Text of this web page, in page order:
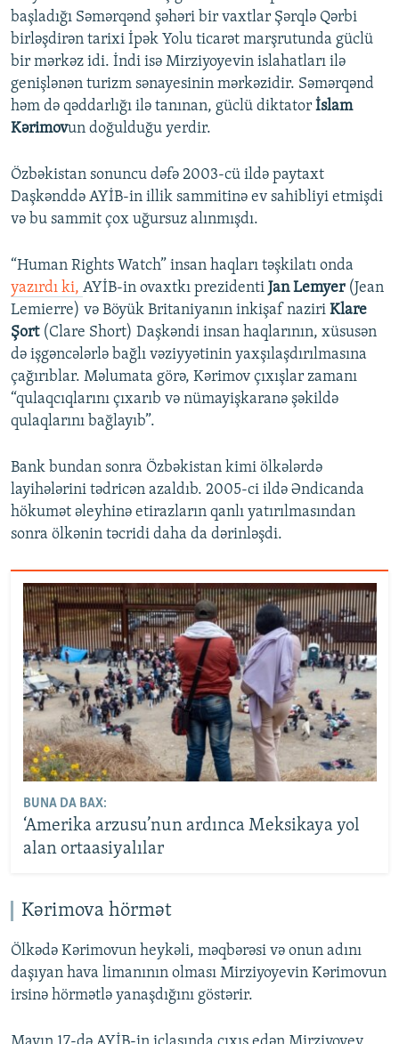
başladığı Səmərqənd şəhəri bir vaxtlar Şərqlə Qərbi
birləşdirən tarixi İpək Yolu ticarət marşrutunda güclü
bir mərkəz idi. İndi isə Mirziyoyevin islahatları ilə
genişlənən turizm sənayesinin mərkəzidir. Səmərqənd
həm də qəddarlığı ilə tanınan, güclü diktator İslam
Kərimovun doğulduğu yerdir.
Özbəkistan sonuncu dəfə 2003-cü ildə paytaxt
Daşkənddə AYİB-in illik sammitinə ev sahibliyi etmişdi
və bu sammit çox uğursuz alınmışdı.
“Human Rights Watch” insan haqları təşkilatı onda
yazırdı ki, AYİB-in ovaxtkı prezidenti Jan Lemyer(Jean
Lemierre) və Böyük Britaniyanın inkişaf naziri Klare
Şort(Clare Short) Daşkəndi insan haqlarının, xüsusən
də işgəncələrlə bağlı vəziyyətinin yaxşılaşdırılmasına
çağırıblar. Məlumata görə, Kərimov çıxışlar zamanı
“qulaqcıqlarını çıxarıb və nümayişkaranə şəkildə
qulaqlarını bağlayıb”.
Bank bundan sonra Özbəkistan kimi ölkələrdə
layihələrini tədricən azaldıb. 2005-ci ildə Əndicanda
hökumət əleyhinə etirazların qanlı yatırılmasından
sonra ölkənin təcridi daha da dərinləşdi.
BUNA DA BAX:
‘Amerika arzusu’nun ardınca Meksikaya yol
alan ortaasiyalılar
Kərimova hörmət
Ölkədə Kərimovun heykəli, məqbərəsi və onun adını
daşıyan hava limanının olması Mirziyoyevin Kərimovun
irsinə hörmətlə yanaşdığını göstərir.